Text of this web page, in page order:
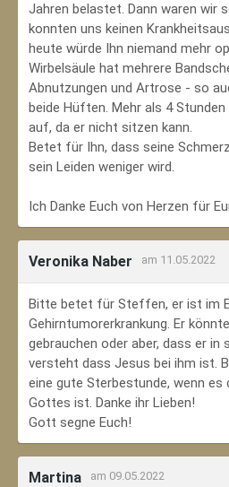
Jahren belastet. Dann waren wir
konnten uns keinen
heute würde Ihn niemand mehr
Wirbelsäule hat mehrere
Abnutzungen und Artrose - so
beide Hüften. Mehr als 4
auf, da er nicht sitzen kann.
Betet für Ihn, dass seine
sein Leiden weniger wird.
Ich Danke Euch von Herzen für
Veronika Naber am 11.05.2022
Bitte betet für Steffen, er ist im
Gehirntumorerkrankung. Er
gebrauchen oder aber, dass er in
versteht dass Jesus bei ihm ist.
eine gute Sterbestunde, wenn es
Gottes ist. Danke ihr Lieben!
Gott segne Euch!
Martina am 09.05.2022